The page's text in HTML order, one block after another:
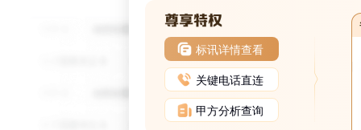
标讯详情查看
关键电话直连
甲方分析查询